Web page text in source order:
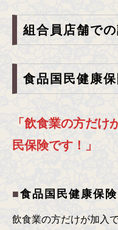
組合員店舗で
食品国民健康
「飲食業の方だけ
民保険です！」
食品国民健康保険
飲食業の方だけが加入